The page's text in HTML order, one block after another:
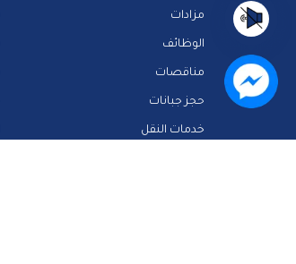
مزادات
الوظائف
مناقصات
حجز جبانات
خدمات النقل